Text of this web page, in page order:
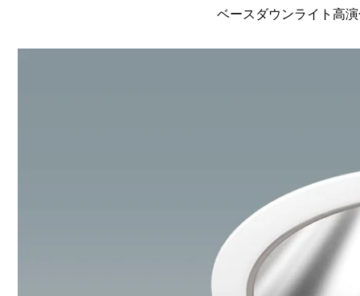
ベースダウンライト高